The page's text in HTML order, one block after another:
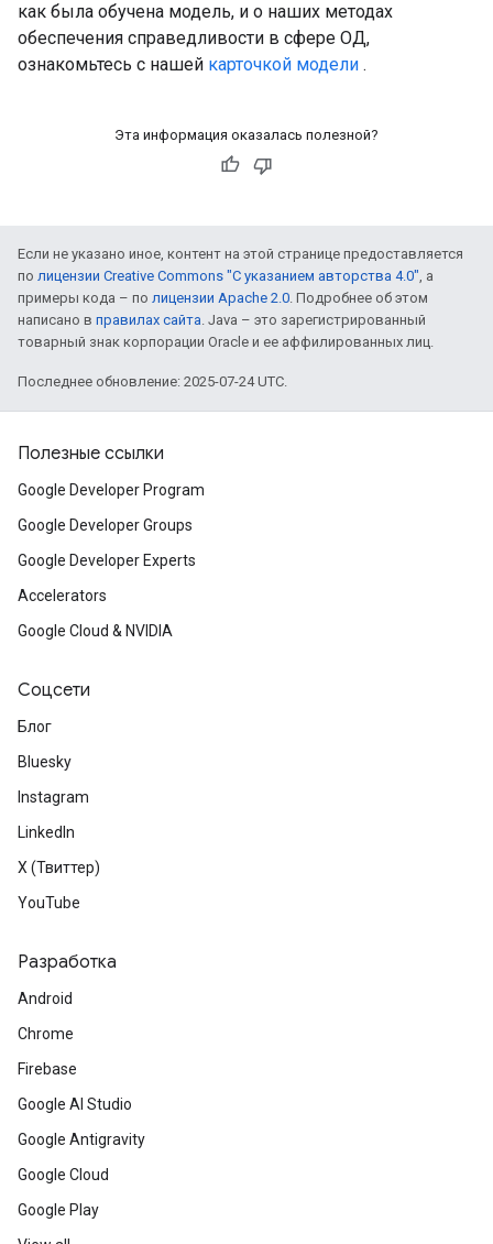
как была обучена модель, и о наших методах
обеспечения справедливости в сфере ОД,
ознакомьтесь с нашей карточкой модели .
Эта информация оказалась полезной?
Если не указано иное, контент на этой странице предоставляется
по лицензии Creative Commons "С указанием авторства 4.0" , а
примеры кода – по лицензии Apache 2.0 . Подробнее об этом
написано в правилах сайта . Java – это зарегистрированный
товарный знак корпорации Oracle и ее аффилированных лиц.
Последнее обновление: 2025-07-24 UTC.
Полезные ссылки
Google Developer Program
Google Developer Groups
Google Developer Experts
Accelerators
Google Cloud & NVIDIA
Соцсети
Блог
Bluesky
Instagram
LinkedIn
X (Твиттер)
YouTube
Разработка
Android
Chrome
Firebase
Google AI Studio
Google Antigravity
Google Cloud
Google Play